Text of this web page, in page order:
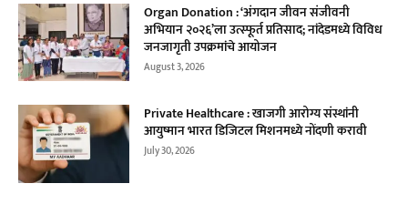
Organ Donation : ‘अंगदान जीवन संजीवनी
अभियान २०२६’ला उत्स्फूर्त प्रतिसाद; नांदेडमध्ये विविध
जनजागृती उपक्रमांचे आयोजन
August 3, 2026
Private Healthcare : खाजगी आरोग्य संस्थांनी
आयुष्मान भारत डिजिटल मिशनमध्ये नोंदणी करावी
July 30, 2026